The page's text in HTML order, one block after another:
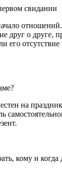
свидании
друг о друге,
его
на
кому и когда